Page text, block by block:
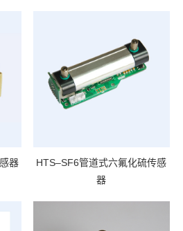
器
HTS–SF6管道式六氟化硫传感
器